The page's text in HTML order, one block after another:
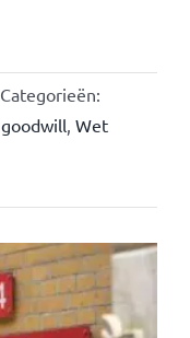
Categorieën:
goodwill Wet